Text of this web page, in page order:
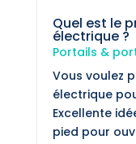
Quel est le
électrique ?
Portails &
Vous voulez
électrique
Excellente
pied pour